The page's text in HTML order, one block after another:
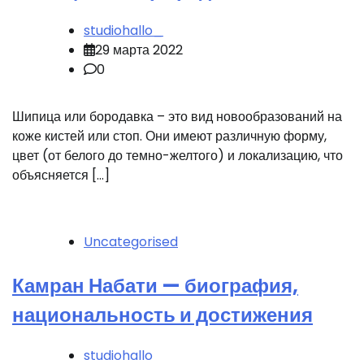
studiohallo_
29 марта 2022
0
Шипица или бородавка – это вид новообразований на
коже кистей или стоп. Они имеют различную форму,
цвет (от белого до темно-желтого) и локализацию, что
объясняется […]
Uncategorised
Камран Набати — биография,
национальность и достижения
studiohallo_